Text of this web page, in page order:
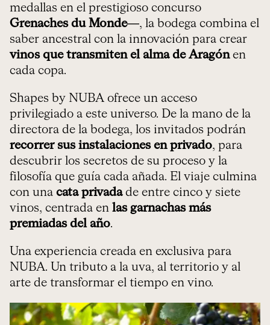
medallas en el prestigioso concurso
Grenaches du Monde—, la bodega combina el
saber ancestral con la innovación para crear
vinos que transmiten el alma de Aragónen
cada copa.
Shapes by NUBA ofrece un acceso
privilegiado a este universo. De la mano de la
directora de la bodega, los invitados podrán
recorrer sus instalaciones en privado, para
descubrir los secretos de su proceso y la
filosofía que guía cada añada. El viaje culmina
con una cata privadade entre cinco y siete
vinos, centrada en las garnachas más
premiadas del año.
Una experiencia creada en exclusiva para
NUBA. Un tributo a la uva, al territorio y al
arte de transformar el tiempo en vino.